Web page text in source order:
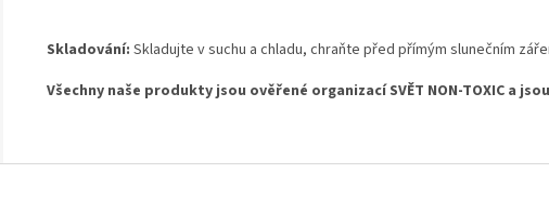
Skladování: Skladujte v suchu a chladu, chraňte před přímým slunečním
Všechny naše produkty jsou ověřené organizací SVĚT NON-TOXIC a